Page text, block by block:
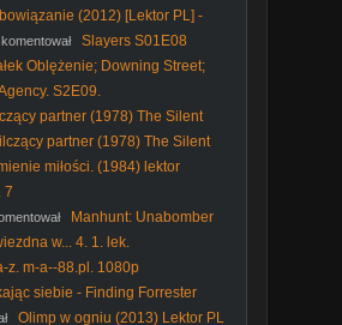
(2012) [Lektor PL] -
Slayers S01E08
Oblężenie; Downing Street;
Siege, 2014)
S2E09.
partner (1978) The Silent
partner (1978) The Silent
miłości. (1984) lektor
7
Manhunt: Unabomber
w... 4. 1. lek.
z. m-a--88.pl. 1080p
siebie - Finding Forrester
lektor
Olimp w ogniu (2013) Lektor PL